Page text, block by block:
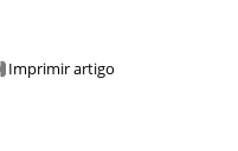
Imprimir artigo